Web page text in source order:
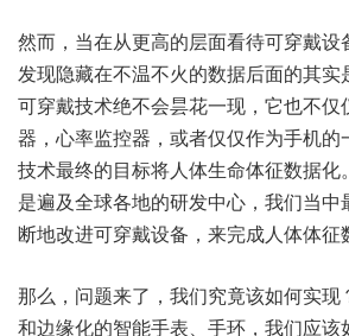
然而，当在从更高的层面看待可穿戴设
发现隐藏在不温不火的数据后面的其实
可穿戴技术绝不会昙花一现，它也不
器，心率监控器，或者仅仅作为手机
技术最终的目标将人体生命体征数据化
是遍及全球各地的研发中心，我们当中
断地改进可穿戴设备，来完成人体体征
那么，问题来了，我们究竟该如何实现
和边缘化的智能手表、手环，我们应该